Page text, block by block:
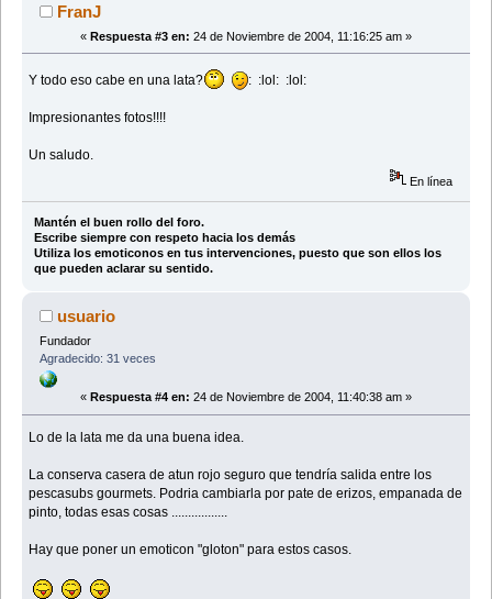
FranJ
« Respuesta #3 en: 24 de Noviembre de 2004, 11:16:25 am »
Y todo eso cabe en una lata? : :lol: :lol:
Impresionantes fotos!!!!
Un saludo.
En línea
Mantén el buen rollo del foro.
Escribe siempre con respeto hacia los demás
Utiliza los emoticonos en tus intervenciones, puesto que son ellos los
que pueden aclarar su sentido.
usuario
Fundador
Agradecido: 31 veces
« Respuesta #4 en: 24 de Noviembre de 2004, 11:40:38 am »
Lo de la lata me da una buena idea.
La conserva casera de atun rojo seguro que tendría salida entre los
pescasubs gourmets. Podria cambiarla por pate de erizos, empanada de
pinto, todas esas cosas .................
Hay que poner un emoticon "gloton" para estos casos.